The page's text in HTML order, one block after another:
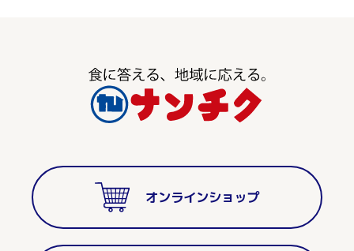
オンラインショップ